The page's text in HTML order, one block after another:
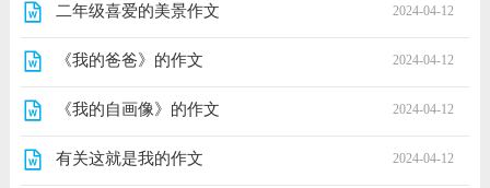
二年级喜爱的美景作文 2024-04-12
《我的爸爸》的作文 2024-04-12
《我的自画像》的作文 2024-04-12
有关这就是我的作文 2024-04-12